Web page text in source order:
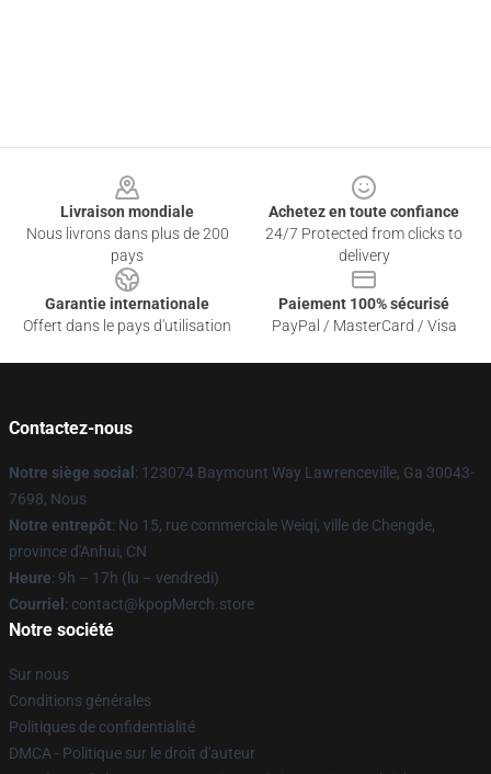
Livraison mondiale
Nous livrons dans plus de 200
pays
Achetez en toute confiance
24/7 Protected from clicks to
delivery
Garantie internationale
Offert dans le pays d'utilisation
Paiement 100% sécurisé
PayPal / MasterCard / Visa
Contactez-nous
Notre siège social : 123074 Baymount Way Lawrenceville, Ga 30043-
7698, Nous
Notre entrepôt: No 15, rue commerciale Weiqi, ville de Chengde,
province d'Anhui, CN
Heure: 9h – 17h (lu – vendredi)
Courriel : contact@kpopMerch.store
Notre société
Sur nous
Conditions générales
Politiques de confidentialité
DMCA - Politique sur le droit d'auteur